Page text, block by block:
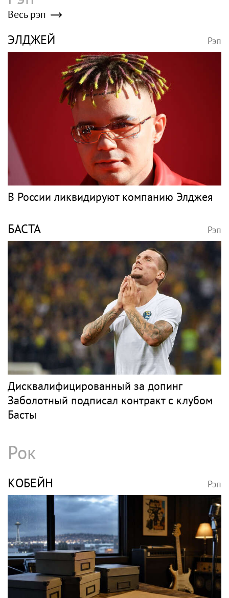
Весь рэп
ЭЛДЖЕЙ Рэп
В России ликвидируют компанию Элджея
БАСТА Рэп
Дисквалифицированный за допинг
Заболотный подписал контракт с клубом
Басты
Рок
КОБЕЙН Рэп